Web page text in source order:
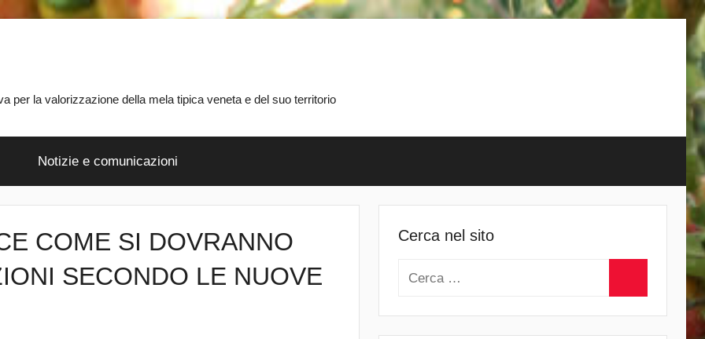
per la valorizzazione della mela tipica veneta e del suo territorio
Notizie e comunicazioni
COME SI DOVRANNO
SECONDO LE NUOVE
Cerca nel sito
Ricerca